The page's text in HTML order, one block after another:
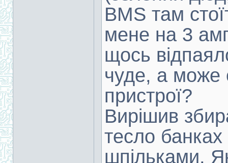
BMS там
мене на 3
щось
чуде, а може
пристрої?
Вирішив
тесло
шпільками.